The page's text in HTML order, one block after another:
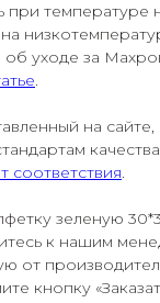
при температуре
уходе за
.
на сайте,
соответствия.
зеленую
к нашим
от
кнопку